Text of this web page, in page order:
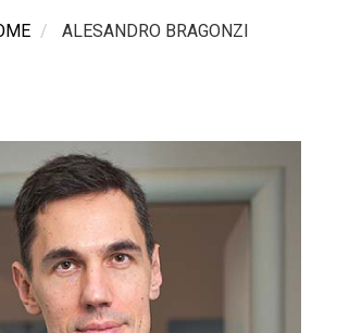
ALESANDRO BRAGONZI